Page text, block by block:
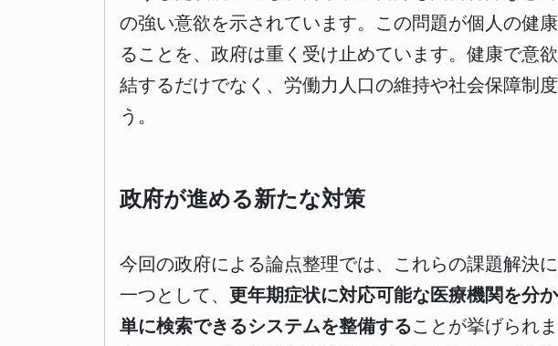
の強い意欲を示されています。この問題が個人の健
ることを、政府は重く受け止めています。健康で意
結するだけでなく、労働力人口の維持や社会保障制
う。
政府が進める新たな対策
今回の政府による論点整理では、これらの課題解決
一つとして、 更年期症状に対応可能な医療機関を分
単に検索できるシステムを整備することが挙げられ